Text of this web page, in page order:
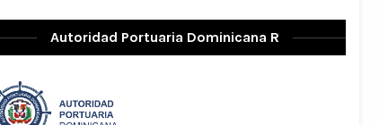
Autoridad Portuaria Dominicana R